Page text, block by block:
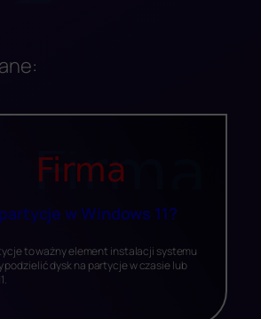
w Windows 11?
to ważny element instalacji systemu
podzielić dysk na partycje w czasie lub